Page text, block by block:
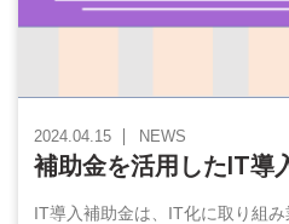
2024.04.15 NEWS
補助金を活用したIT導
IT導入補助金は、IT化に取り組